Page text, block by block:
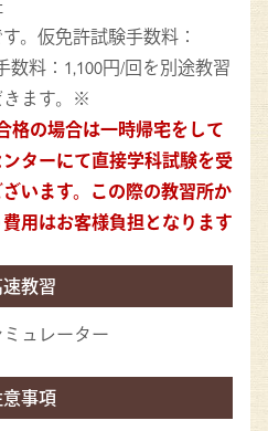
。仮免許試験手数料：
数料：1,100円/回を別途教習
きます。※
格の場合は一時帰宅をして
ターにて直接学科試験を受
います。この際の教習所か
用はお客様負担となります
教習
ュレーター
事項